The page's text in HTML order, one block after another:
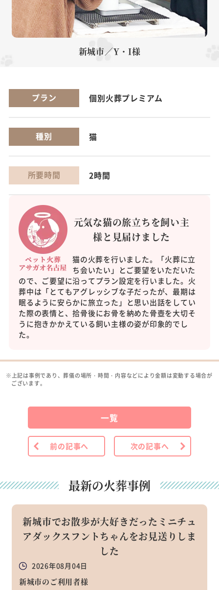
新城市／Y・I様
プラン 個別火葬プレミアム
種別 猫
所要時間 2時間
元気な猫の旅立ちを飼い主
様と見届けました
猫の火葬を行いました。「火葬に立
ち会いたい」とご要望をいただいた
ので、ご要望に沿ってプラン設定を行いました。火
葬中は「とてもアグレッシブな子だったが、最期は
眠るように安らかに旅立った」と思い出話をしてい
た際の表情と、拾骨後にお骨を納めた骨壺を大切そ
うに抱きかかえている飼い主様の姿が印象的でし
た。
※上記は事例であり、葬儀の場所・時間・内容などにより金額は変動する場合が
ございます。
前の記事へ
一覧
次の記事へ
最新の火葬事例
新城市でお散歩が大好きだったミニチュ
アダックスフントちゃんをお見送りしま
した
2026年08月04日
新城市のご利用者様